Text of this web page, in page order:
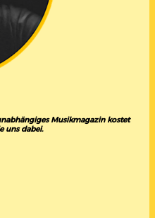
Musikmagazin kostet
uns dabei.